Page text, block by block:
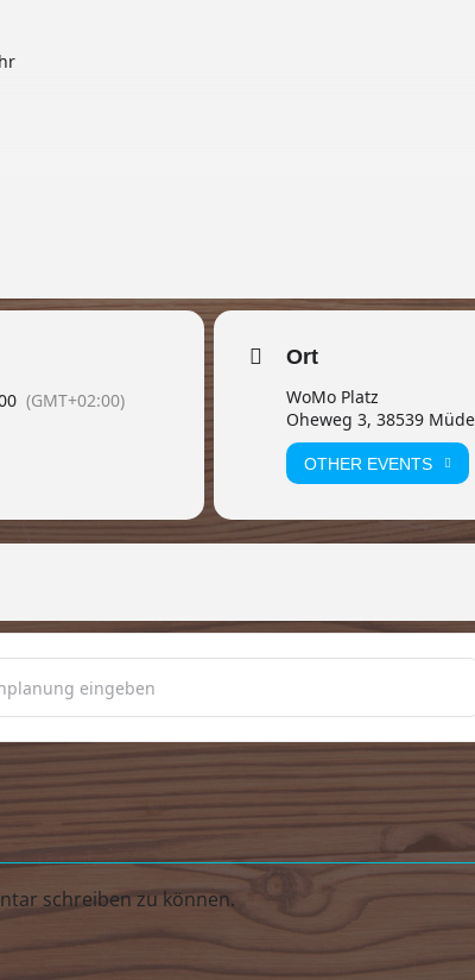
in großer Auswahl separat angeboten.
5350613
(GMT+02:00)
Ort
WoMo Platz
Oheweg 3, 38539
OTHER EVENTS
schreiben zu können.